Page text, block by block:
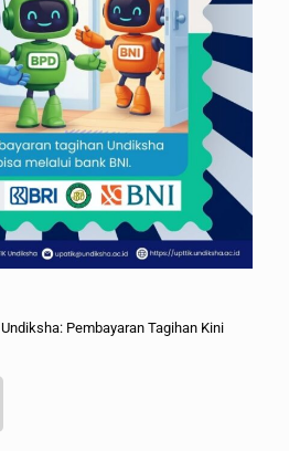
Pembayaran Tagihan Kini